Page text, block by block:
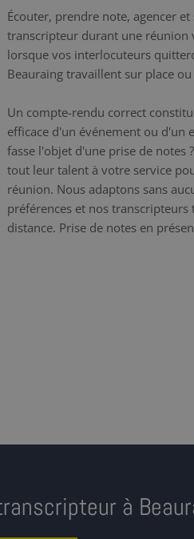
Écouter, prendre note, agencer
transcripteur durant une réunion
lorsque vos interlocuteurs
Beauraing travaillent sur place
Un compte-rendu correct
efficace d'un événement ou d'un
fasse l'objet d'une prise de notes
tout leur talent à votre service
réunion. Nous adaptons sans
préférences et nos
distance. Prise de notes en
à